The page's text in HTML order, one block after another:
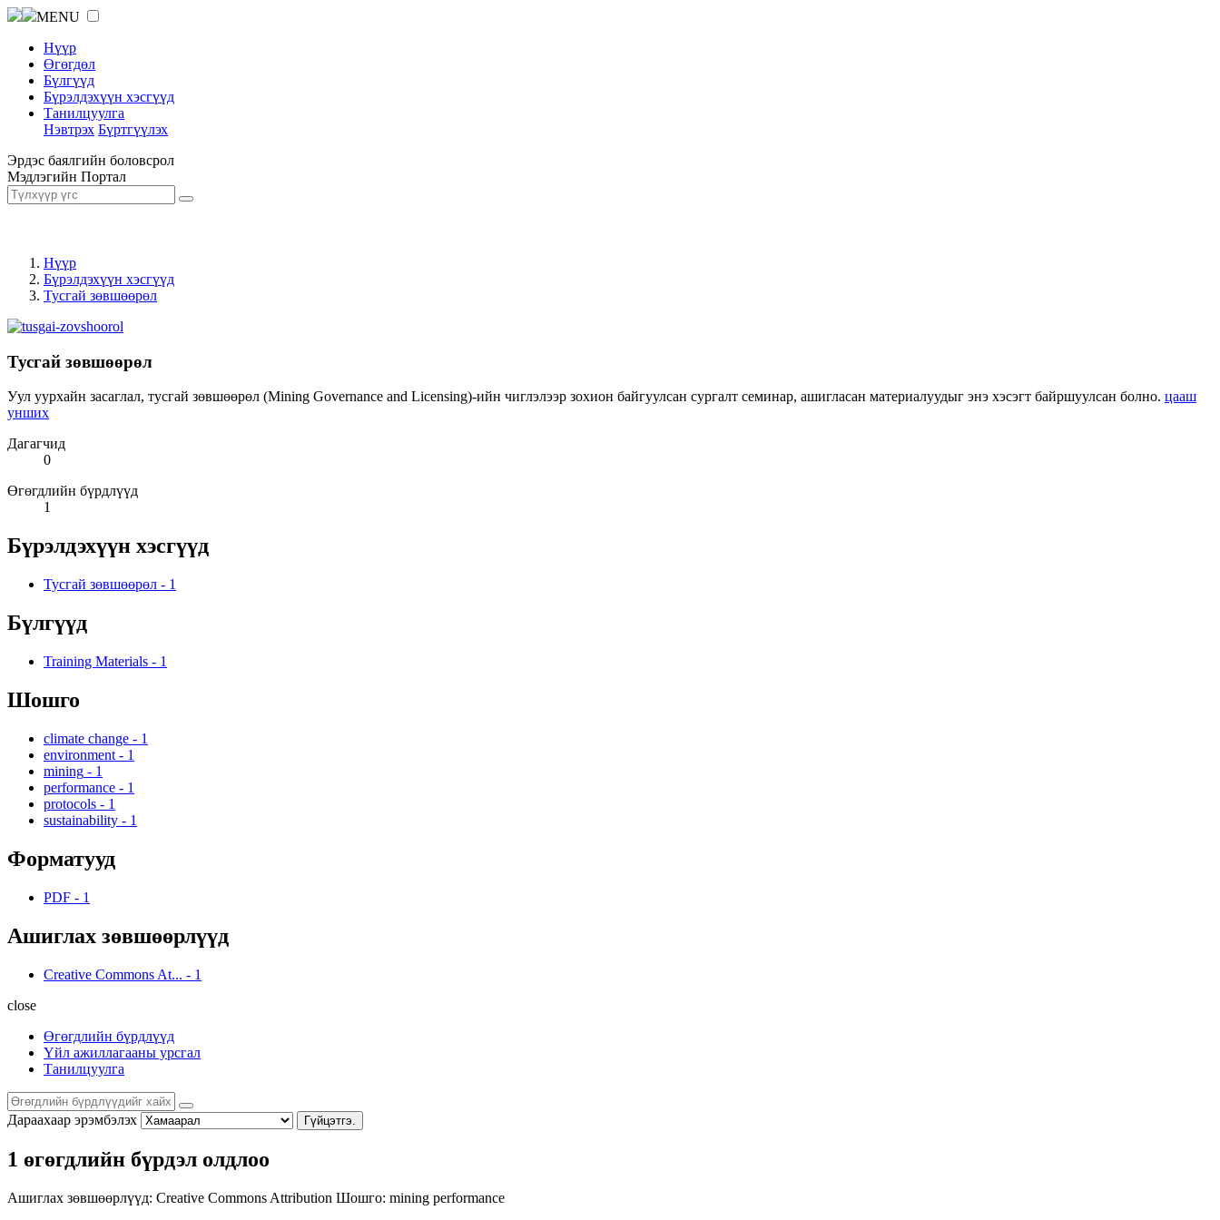
MENU
Нүүр
Өгөгдөл
Бүлгүүд
Бүрэлдэхүүн хэсгүүд
Танилцуулга
Нэвтрэх Бүртгүүлэх
Эрдэс баялгийн боловсрол
Мэдлэгийн Портал
Нүүр
Бүрэлдэхүүн хэсгүүд
Тусгай зөвшөөрөл
Тусгай зөвшөөрөл
Уул уурхайн засаглал, тусгай зөвшөөрөл (Mining Governance and Licensing)-ийн чиглэлээр зохион байгуулсан сургалт семинар, ашигласан материалуудыг энэ хэсэгт байршуулсан болно. цааш
унших
Дагагчид
0
Өгөгдлийн бүрдлүүд
1
Бүрэлдэхүүн хэсгүүд
Тусгай зөвшөөрөл - 1
Бүлгүүд
Training Materials - 1
Шошго
climate change - 1
environment - 1
mining - 1
performance - 1
protocols - 1
sustainability - 1
Форматууд
PDF - 1
Ашиглах зөвшөөрлүүд
Creative Commons At... - 1
close
Өгөгдлийн бүрдлүүд
Үйл ажиллагааны урсгал
Танилцуулга
Дараахаар эрэмбэлэх Гүйцэтгэ.
1 өгөгдлийн бүрдэл олдлоо
Ашиглах зөвшөөрлүүд: Creative Commons Attribution Шошго: mining performance